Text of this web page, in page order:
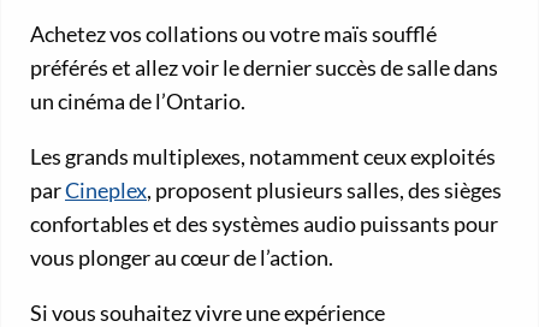
Achetez vos collations ou votre maïs soufflé
préférés et allez voir le dernier succès de salle dans
un cinéma de l’Ontario.
Les grands multiplexes, notamment ceux exploités
parCineplex, proposent plusieurs salles, des sièges
confortables et des systèmes audio puissants pour
vous plonger au cœur de l’action.
Si vous souhaitez vivre une expérience